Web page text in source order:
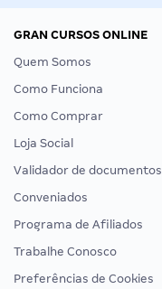
GRAN CURSOS ONLINE
Quem Somos
Como Funciona
Como Comprar
Loja Social
Validador de documentos
Conveniados
Programa de Afiliados
Trabalhe Conosco
Preferências de Cookies